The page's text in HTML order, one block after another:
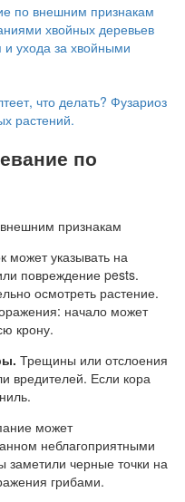
по внешним признакам
хвойных деревьев
ухода за хвойными
что делать? Фузариоз
растений.
по
может указывать на
повреждение pests.
осмотреть растение.
начало может
крону.
Трещины или отслоения
вредителей. Если кора
может
неблагоприятными
заметили черные точки на
грибами.